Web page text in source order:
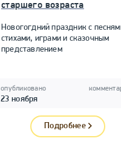
старшего возраста
Новогогдний праздник с
стихами, играми и сказочным
представлением
опубликовано
23 ноября
Подробнее